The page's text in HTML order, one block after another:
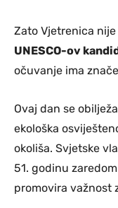
Zato Vjetrenica
UNESCO-ov
očuvanje ima
Ovaj dan se
ekološka
okoliša. Svjetske
51. godinu
promovira važnost